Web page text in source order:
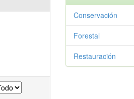
Conservación
Forestal
Restauración